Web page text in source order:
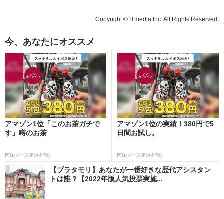
Copyright © ITmedia Inc. All Rights Reserved.
今、あなたにオススメ
アマゾン1位「このお茶ガチで
す」噂のお茶
PR(ハーブ健康本舗)
アマゾン1位の実績！380円で5
日間お試し。
PR(ハーブ健康本舗)
【ブラタモリ】あなたが一番好きな歴代アシスタン
トは誰？【2022年版人気投票実施...